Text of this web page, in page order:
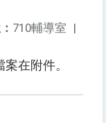
710輔導室 |
在附件。